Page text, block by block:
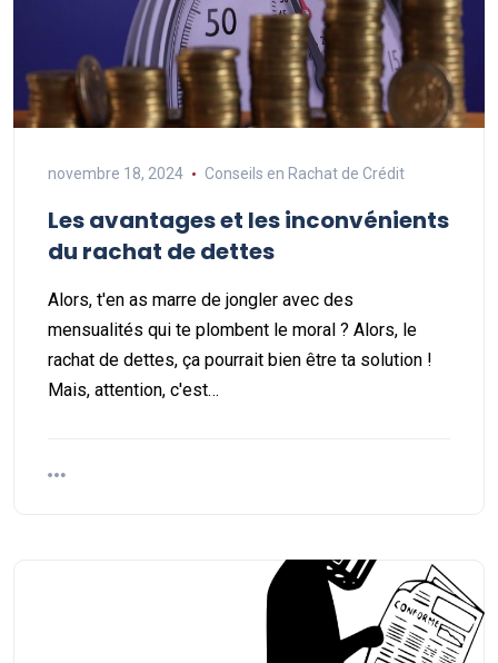
novembre 18, 2024 Conseils en Rachat de Crédit
Les avantages et les inconvénients
du rachat de dettes
Alors, t'en as marre de jongler avec des
mensualités qui te plombent le moral ? Alors, le
rachat de dettes, ça pourrait bien être ta solution !
Mais, attention, c'est…